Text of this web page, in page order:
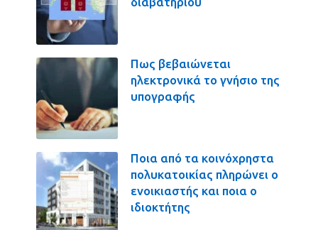
Πως βεβαιώνεται
ηλεκτρονικά το γνήσιο της
υπογραφής
Ποια από τα κοινόχρηστα
πολυκατοικίας πληρώνει ο
ενοικιαστής και ποια ο
ιδιοκτήτης